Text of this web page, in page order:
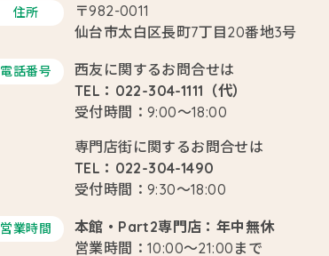
住所
〒982-0011
仙台市太白区長町7丁目20番地3号
電話番号
西友に関するお問合せは
TEL：022-304-1111（代）
受付時間：9:00～18:00
専門店街に関するお問合せは
TEL：022-304-1490
受付時間：9:30～18:00
営業時間
本館・Part2専門店：年中無休
営業時間：10:00～21:00まで